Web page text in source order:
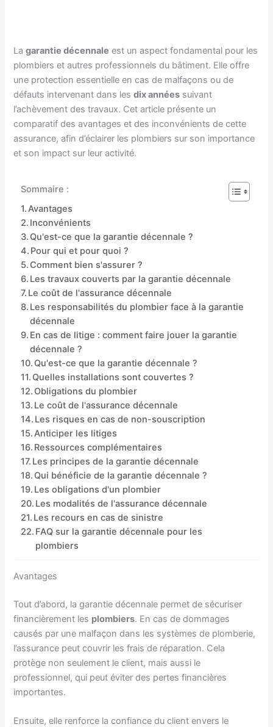
Lagarantie décennale est un aspect fondamental pour les
plombiers et autres professionnels du bâtiment. Elle offre
une protection essentielle en cas de malfaçons ou de
défauts intervenant dans lesdix années suivant
l’achèvement des travaux. Cet article présente un
comparatif des avantages et des inconvénients de cette
assurance, afin d’éclairer les plombiers sur son importance
et son impact sur leur activité.
Sommaire :
Avantages
Inconvénients
Qu'est-ce que la garantie décennale ?
Pour qui et pour quoi ?
Comment bien s'assurer ?
Les travaux couverts par la garantie décennale
Le coût de l'assurance décennale
Les responsabilités du plombier face à la garantie
décennale
En cas de litige : comment faire jouer la garantie
décennale ?
Qu'est-ce que la garantie décennale ?
Quelles installations sont couvertes ?
Obligations du plombier
Le coût de l'assurance décennale
Les risques en cas de non-souscription
Anticiper les litiges
Ressources complémentaires
Les principes de la garantie décennale
Qui bénéficie de la garantie décennale ?
Les obligations d'un plombier
Les modalités de l'assurance décennale
Les recours en cas de sinistre
FAQ sur la garantie décennale pour les
plombiers
Avantages
Tout d’abord, la garantie décennale permet de sécuriser
financièrement les plombiers. En cas de dommages
causés par une malfaçon dans les systèmes de plomberie,
l’assurance peut couvrir les frais de réparation. Cela
protège non seulement le client, mais aussi le
professionnel, qui peut éviter des pertes financières
importantes.
Ensuite, elle renforce la confiance du client envers le